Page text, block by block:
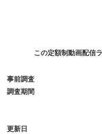
この定額制動画配信
事前調査
調査期間
更新日